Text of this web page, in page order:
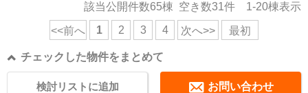
該当公開件数65棟 空き数31件 1-20棟表示
<<前へ 1 2 3 4 次へ>> 最初
チェックした物件をまとめて
お問い合わせ
検討リストに追加